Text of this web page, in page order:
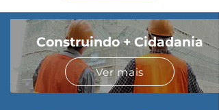
Construindo + Cidadania
Ver mais